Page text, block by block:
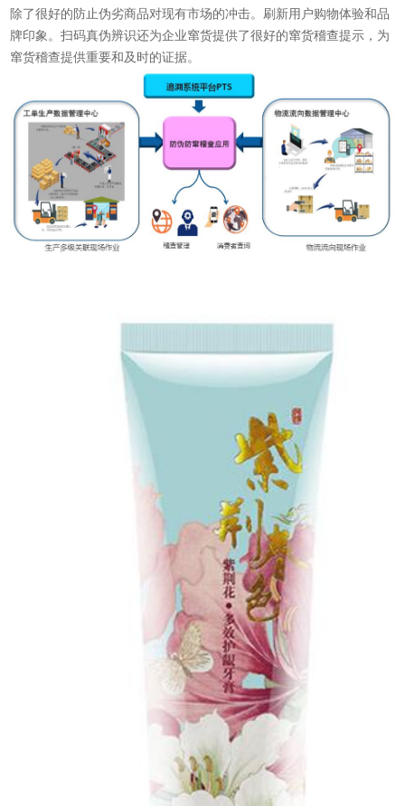
除了很好的防止伪劣商品对现有市场的冲击。刷新用户购物体验和品
牌印象。扫码真伪辨识还为企业窜货提供了很好的窜货稽查提示，为
窜货稽查提供重要和及时的证据。